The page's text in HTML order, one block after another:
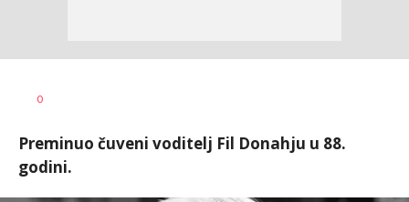
AUTOR
0
Preminuo čuveni voditelj Fil Donahju u 88.
godini.